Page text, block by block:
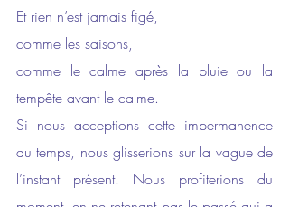
Et rien n’est jamais figé,
comme les saisons,
comme le calme après la pluie ou la
tempête avant le calme.
Si nous acceptions cette impermanence
du temps, nous glisserions sur la vague de
l’instant présent. Nous profiterions du